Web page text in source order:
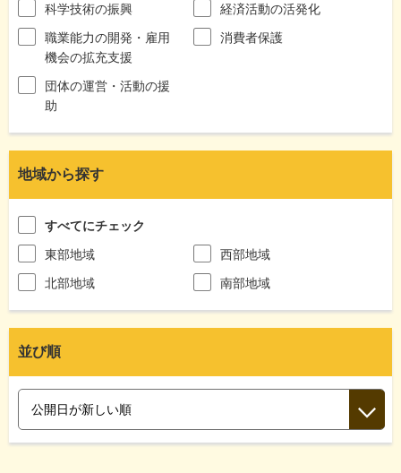
科学技術の振興
経済活動の活発化
職業能力の開発・雇用
機会の拡充支援
消費者保護
団体の運営・活動の援
助
地域から探す
すべてにチェック
東部地域
西部地域
北部地域
南部地域
並び順